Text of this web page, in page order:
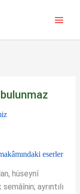
eserler
hüseynî
ayrıntılı